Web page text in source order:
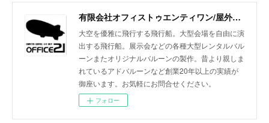
有限会社オフィストゥエンティワン/屋外・屋内飛行船/大型バルーン/アドバルーン/バルーン装飾等イベント装飾
大空を優雅に飛行する飛行船。大型会場を自由に演
出する飛行船。展示会などの各種大型レンタルバル
ーンまたオリジナルバルーンの製作。昔より親しま
れているアドバルーンなど創業20年以上の実績が
御座います。お気軽にお問合せください。
フォロー